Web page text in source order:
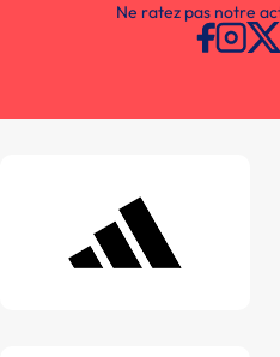
Ne ratez pas notre